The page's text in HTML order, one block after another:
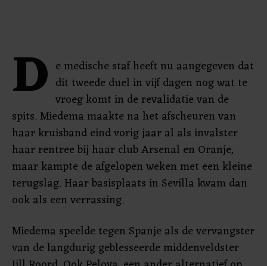
D e medische staf heeft nu aangegeven dat
dit tweede duel in vijf dagen nog wat te
vroeg komt in de revalidatie van de
spits. Miedema maakte na het afscheuren van
haar kruisband eind vorig jaar al als invalster
haar rentree bij haar club Arsenal en Oranje,
maar kampte de afgelopen weken met een kleine
terugslag. Haar basisplaats in Sevilla kwam dan
ook als een verrassing.
Miedema speelde tegen Spanje als de vervangster
van de langdurig geblesseerde middenveldster